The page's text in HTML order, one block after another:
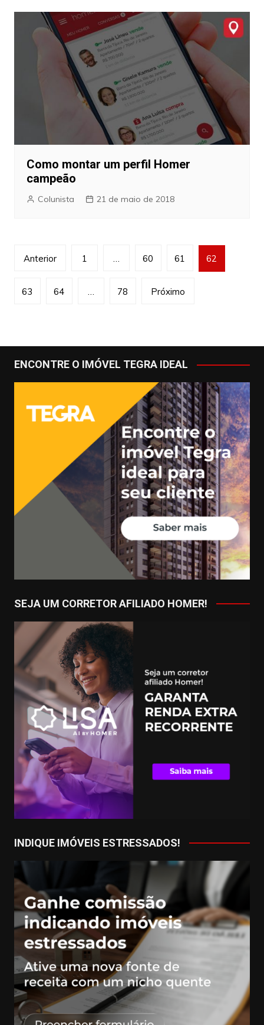
Como montar um perfil Homer
campeão
Colunista 21 de maio de 2018
Navegação
posts
Anterior 1 … 60 61 62
63 64 … 78 Próximo
ENCONTRE O IMÓVEL TEGRA IDEAL
SEJA UM CORRETOR AFILIADO HOMER!
INDIQUE IMÓVEIS ESTRESSADOS!